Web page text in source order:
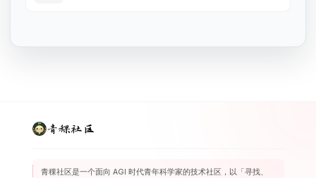
青稞社区
青稞社区是一个面向 AGI 时代青年科学家的技术社区，以「寻找、